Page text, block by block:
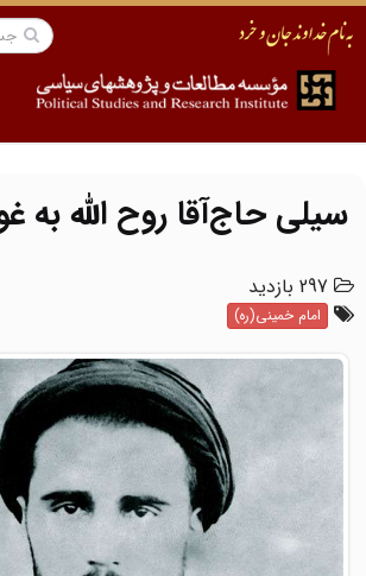
سیلی حاج‌آقا روح الله به
297 بازدید
امام خمینی(ره)